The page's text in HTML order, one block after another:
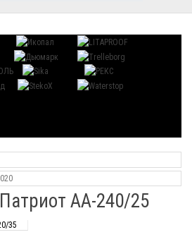
АА-240/25
35